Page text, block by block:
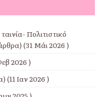
Πολιτιστικό
(31 Μάι 2026 )
2026 )
(11 Ιαν 2026 )